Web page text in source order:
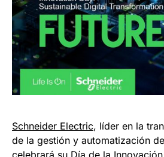
Schneider Electric, líder en la
de la gestión y automatización